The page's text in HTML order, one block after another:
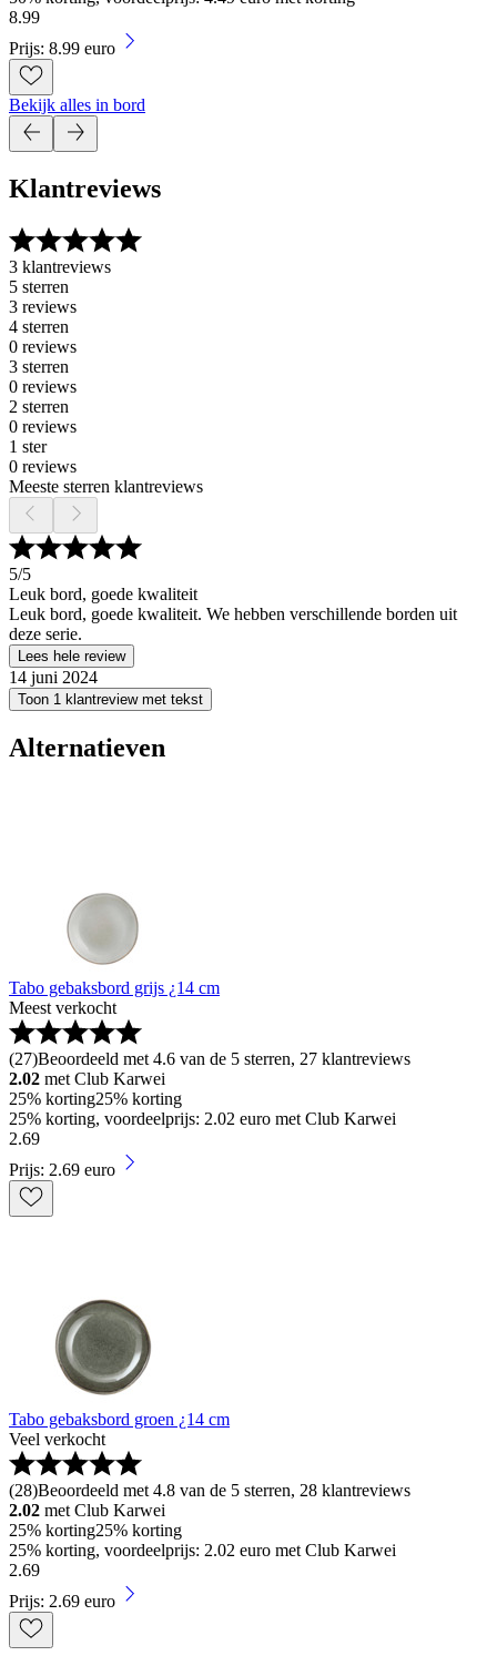
8.99
Prijs: 8.99 euro
Bekijk alles in bord
Klantreviews
3 klantreviews
5 sterren
3 reviews
4 sterren
0 reviews
3 sterren
0 reviews
2 sterren
0 reviews
1 ster
0 reviews
Meeste sterren klantreviews
5/5
Leuk bord, goede kwaliteit
Leuk bord, goede kwaliteit. We hebben verschillende borden uit
deze serie.
Lees hele review
14 juni 2024
Toon 1 klantreview met tekst
Alternatieven
Tabo gebaksbord grijs ¿14 cm
Meest verkocht
(27)Beoordeeld met 4.6 van de 5 sterren, 27 klantreviews
2.02 met Club Karwei
25% korting25% korting
25% korting, voordeelprijs: 2.02 euro met Club Karwei
2.69
Prijs: 2.69 euro
Tabo gebaksbord groen ¿14 cm
Veel verkocht
(28)Beoordeeld met 4.8 van de 5 sterren, 28 klantreviews
2.02 met Club Karwei
25% korting25% korting
25% korting, voordeelprijs: 2.02 euro met Club Karwei
2.69
Prijs: 2.69 euro